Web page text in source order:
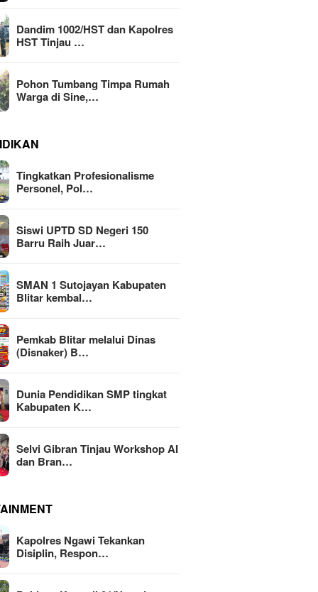
Dandim 1002/HST dan Kapolres
HST Tinjau …
Pohon Tumbang Timpa Rumah
Warga di Sine,…
Tingkatkan Profesionalisme
Personel, Pol…
Siswi UPTD SD Negeri 150
Barru Raih Juar…
SMAN 1 Sutojayan Kabupaten
Blitar kembal…
Pemkab Blitar melalui Dinas
(Disnaker) B…
Dunia Pendidikan SMP tingkat
Kabupaten K…
Selvi Gibran Tinjau Workshop AI
dan Bran…
Kapolres Ngawi Tekankan
Disiplin, Respon…